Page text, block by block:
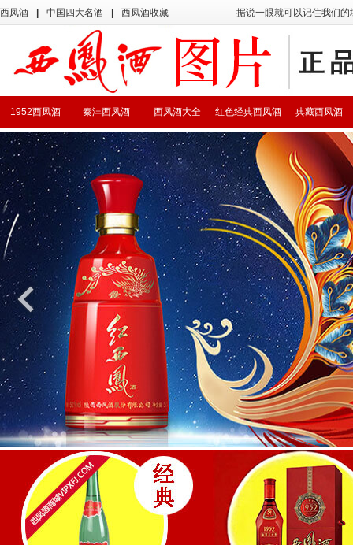
西凤酒 中国四大名酒 西凤酒收藏 据说一眼就可以记住我们
典藏西凤酒
红色经典西凤酒
西凤酒大全
秦沣西凤酒
1952西凤酒